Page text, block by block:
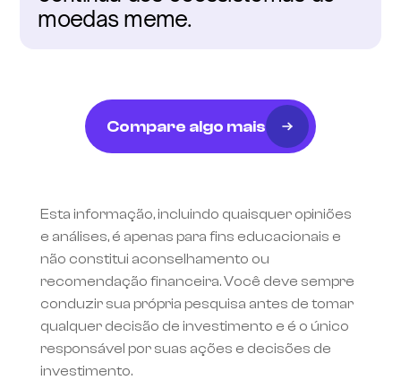
moedas meme.
Compare algo mais
Esta informação, incluindo quaisquer opiniões
e análises, é apenas para fins educacionais e
não constitui aconselhamento ou
recomendação financeira. Você deve sempre
conduzir sua própria pesquisa antes de tomar
qualquer decisão de investimento e é o único
responsável por suas ações e decisões de
investimento.